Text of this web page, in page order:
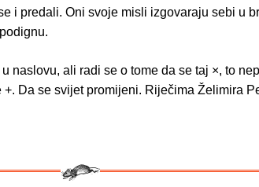
i predali. Oni svoje misli izgovaraju sebi u
naslovu, ali radi se o tome da se taj ×, to
Da se svijet promijeni. Riječima Želimira